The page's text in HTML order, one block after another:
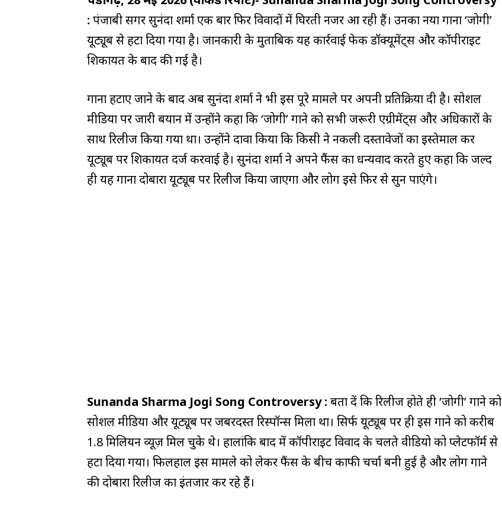
: पंजाबी सिंगर सुनंदा शर्मा एक बार फिर विवादों में घिरती नजर आ रही हैं। उनका नया गाना ‘जोगी’
यूट्यूब से हटा दिया गया है। जानकारी के मुताबिक यह कार्रवाई फेक डॉक्यूमेंट्स और कॉपीराइट
शिकायत के बाद की गई है।
गाना हटाए जाने के बाद अब सुनंदा शर्मा ने भी इस पूरे मामले पर अपनी प्रतिक्रिया दी है। सोशल
मीडिया पर जारी बयान में उन्होंने कहा कि ‘जोगी’ गाने को सभी जरूरी एग्रीमेंट्स और अधिकारों के
साथ रिलीज किया गया था। उन्होंने दावा किया कि किसी ने नकली दस्तावेजों का इस्तेमाल कर
यूट्यूब पर शिकायत दर्ज करवाई है। सुनंदा शर्मा ने अपने फैंस का धन्यवाद करते हुए कहा कि जल्द
ही यह गाना दोबारा यूट्यूब पर रिलीज किया जाएगा और लोग इसे फिर से सुन पाएंगे।
Sunanda Sharma Jogi Song Controversy : बता दें कि रिलीज होते ही ‘जोगी’ गाने को
सोशल मीडिया और यूट्यूब पर जबरदस्त रिस्पॉन्स मिला था। सिर्फ यूट्यूब पर ही इस गाने को करीब
1.8 मिलियन व्यूज़ मिल चुके थे। हालांकि बाद में कॉपीराइट विवाद के चलते वीडियो को प्लेटफॉर्म से
हटा दिया गया। फिलहाल इस मामले को लेकर फैंस के बीच काफी चर्चा बनी हुई है और लोग गाने
की दोबारा रिलीज का इंतजार कर रहे हैं।